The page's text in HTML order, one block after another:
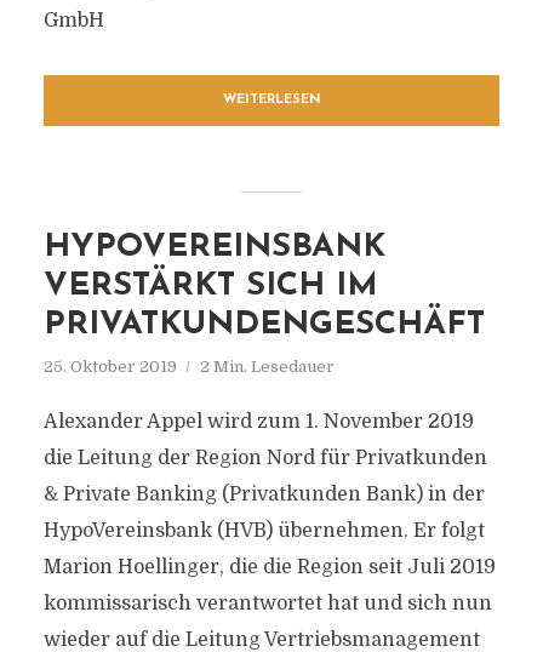
GmbH
WEITERLESEN
HYPOVEREINSBANK
VERSTÄRKT SICH IM
PRIVATKUNDENGESCHÄFT
25. Oktober 2019 2 Min. Lesedauer
Alexander Appel wird zum 1. November 2019
die Leitung der Region Nord für Privatkunden
& Private Banking (Privatkunden Bank) in der
HypoVereinsbank (HVB) übernehmen. Er folgt
Marion Hoellinger, die die Region seit Juli 2019
kommissarisch verantwortet hat und sich nun
wieder auf die Leitung Vertriebsmanagement